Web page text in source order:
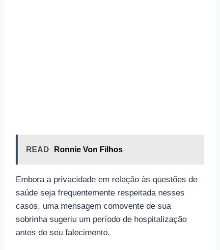
READ Ronnie Von Filhos
Embora a privacidade em relação às questões de
saúde seja frequentemente respeitada nesses
casos, uma mensagem comovente de sua
sobrinha sugeriu um período de hospitalização
antes de seu falecimento.